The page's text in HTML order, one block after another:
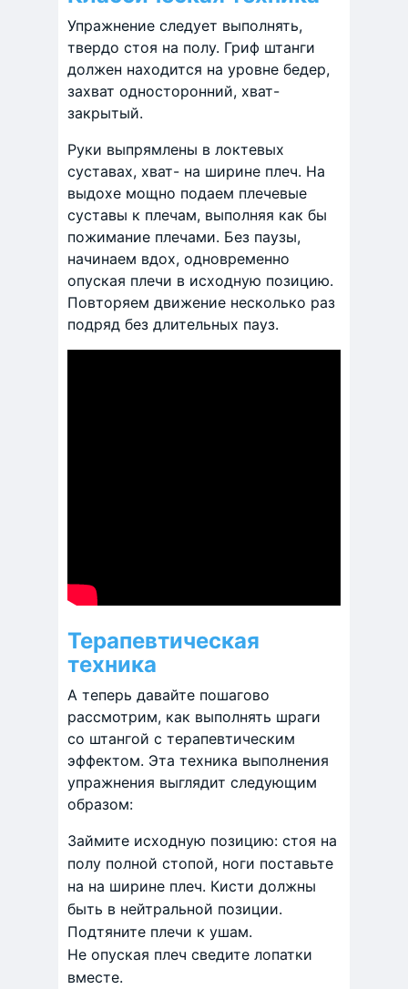
Упражнение следует выполнять,
твердо стоя на полу. Гриф штанги
должен находится на уровне бедер,
захват односторонний, хват-
закрытый.
Руки выпрямлены в локтевых
суставах, хват- на ширине плеч. На
выдохе мощно подаем плечевые
суставы к плечам, выполняя как бы
пожимание плечами. Без паузы,
начинаем вдох, одновременно
опуская плечи в исходную позицию.
Повторяем движение несколько раз
подряд без длительных пауз.
Терапевтическая
техника
А теперь давайте пошагово
рассмотрим, как выполнять шраги
со штангой с терапевтическим
эффектом. Эта техника выполнения
упражнения выглядит следующим
образом:
Займите исходную позицию: стоя на
полу полной стопой, ноги поставьте
на на ширине плеч. Кисти должны
быть в нейтральной позиции.
Подтяните плечи к ушам.
Не опуская плеч сведите лопатки
вместе.